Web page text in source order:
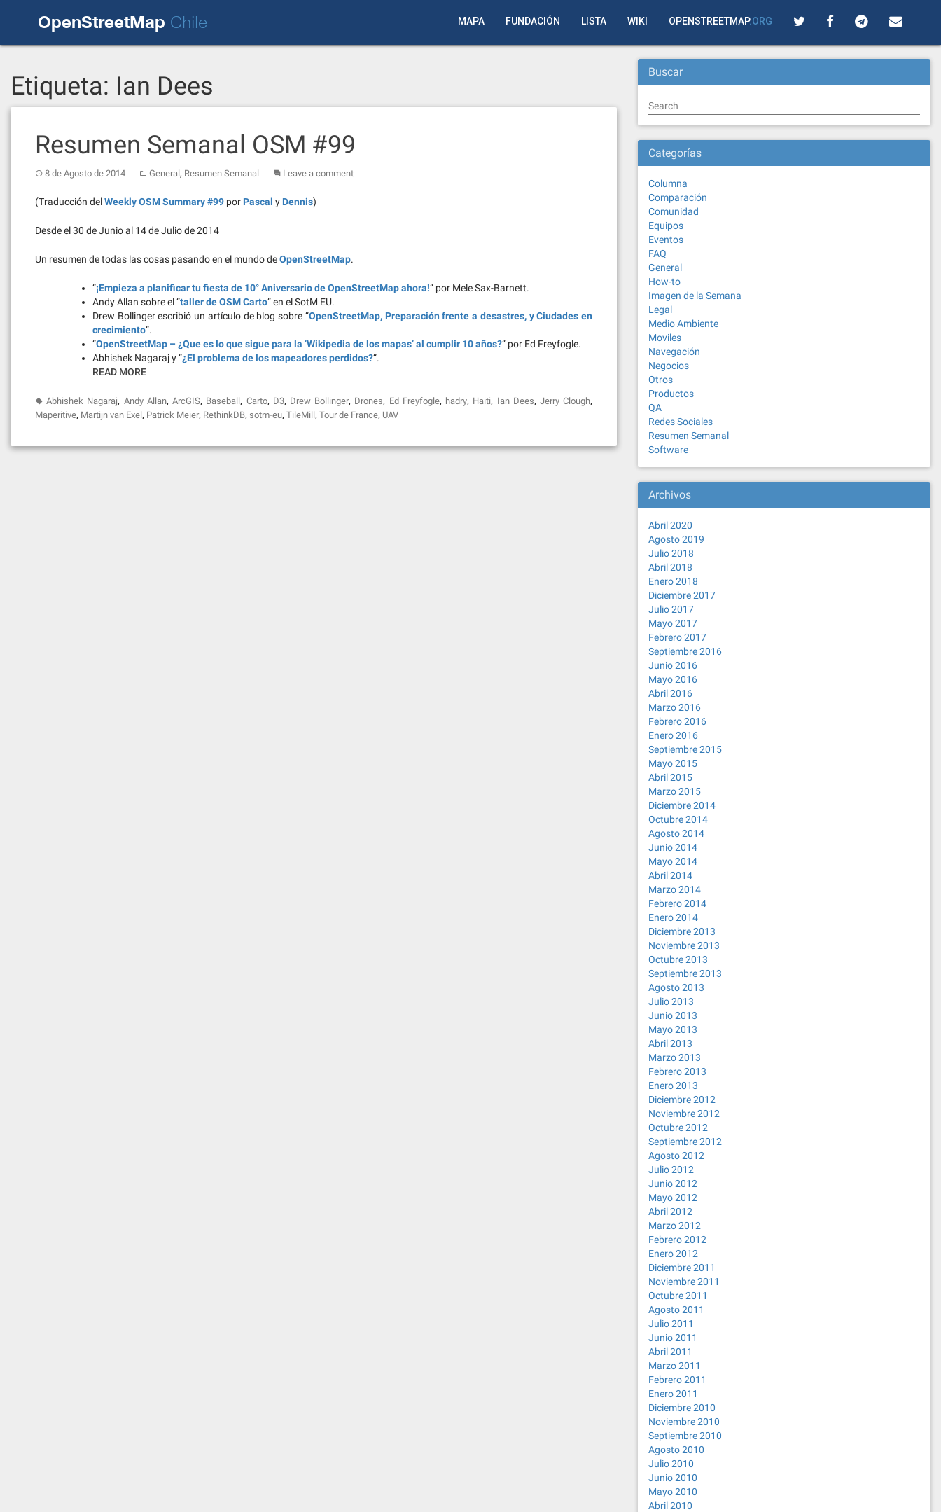
OpenStreetMap Chile MAPA FUNDACIÓN LISTA WIKI OPENSTREETMAP.ORG
Etiqueta: Ian Dees
Resumen Semanal OSM #99
8 de Agosto de 2014 General, Resumen Semanal Leave a comment
(Traducción delWeekly OSM Summary #99 por Pascal y Dennis)
Desde el 30 de Junio al 14 de Julio de 2014
Un resumen de todas las cosas pasando en el mundo deOpenStreetMap.
“¡Empieza a planificar tu fiesta de 10° Aniversario de OpenStreetMap ahora!” por Mele Sax-Barnett.
Andy Allan sobre el “taller de OSM Carto” en el SotM EU.
Drew Bollinger escribió un artículo de blog sobre “OpenStreetMap, Preparación frente a desastres, y Ciudades en
crecimiento“.
“OpenStreetMap – ¿Que es lo que sigue para la ‘Wikipedia de los mapas‘ al cumplir 10 años?” por Ed Freyfogle.
Abhishek Nagaraj y “¿El problema de los mapeadores perdidos?“.
READ MORE
Abhishek Nagaraj, Andy Allan,ArcGIS, Baseball, Carto, D3, Drew Bollinger, Drones, Ed Freyfogle, hadry, Haiti, Ian Dees, Jerry Clough,
Maperitive, Martijn van Exel, Patrick Meier, RethinkDB, sotm-eu, TileMill, Tour de France, UAV
Buscar
Search
Categorías
Columna
Comparación
Comunidad
Equipos
Eventos
FAQ
General
How-to
Imagen de la Semana
Legal
Medio Ambiente
Moviles
Navegación
Negocios
Otros
Productos
QA
Redes Sociales
Resumen Semanal
Software
Archivos
Abril 2020
Agosto 2019
Julio 2018
Abril 2018
Enero 2018
Diciembre 2017
Julio 2017
Mayo 2017
Febrero 2017
Septiembre 2016
Junio 2016
Mayo 2016
Abril 2016
Marzo 2016
Febrero 2016
Enero 2016
Septiembre 2015
Mayo 2015
Abril 2015
Marzo 2015
Diciembre 2014
Octubre 2014
Agosto 2014
Junio 2014
Mayo 2014
Abril 2014
Marzo 2014
Febrero 2014
Enero 2014
Diciembre 2013
Noviembre 2013
Octubre 2013
Septiembre 2013
Agosto 2013
Julio 2013
Junio 2013
Mayo 2013
Abril 2013
Marzo 2013
Febrero 2013
Enero 2013
Diciembre 2012
Noviembre 2012
Octubre 2012
Septiembre 2012
Agosto 2012
Julio 2012
Junio 2012
Mayo 2012
Abril 2012
Marzo 2012
Febrero 2012
Enero 2012
Diciembre 2011
Noviembre 2011
Octubre 2011
Agosto 2011
Julio 2011
Junio 2011
Abril 2011
Marzo 2011
Febrero 2011
Enero 2011
Diciembre 2010
Noviembre 2010
Septiembre 2010
Agosto 2010
Julio 2010
Junio 2010
Mayo 2010
Abril 2010